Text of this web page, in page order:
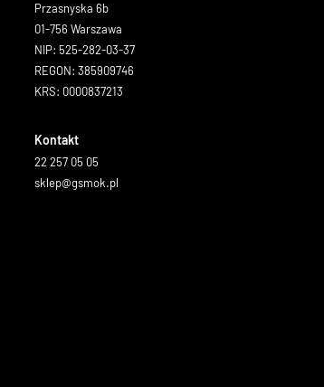
Przasnyska 6b
01-756 Warszawa
NIP: 525-282-03-37
REGON: 385909746
KRS: 0000837213
Kontakt
22 257 05 05
sklep@gsmok.pl